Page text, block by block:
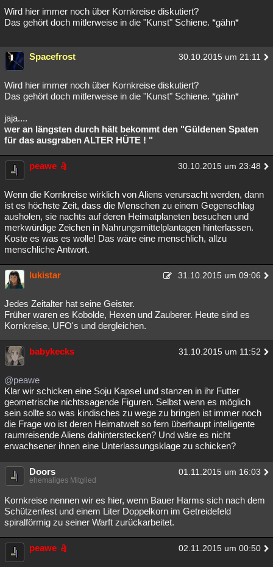
Wird hier immer noch über Kornkreise diskutiert?
Das gehört doch mitlerweise in die "Kunst" Schiene. *gähn*
Spacefrost 30.10.2015 um 21:11
Wird hier immer noch über Kornkreise diskutiert?
Das gehört doch mitlerweise in die "Kunst" Schiene. *gähn*
jaja....
wer an längsten durch hält bekommt den "Güldenen Spaten
für das ausgraben ALTER HÜTE ! "
peawe 30.10.2015 um 23:48
Wenn die Kornkreise wirklich von Aliens verursacht werden, dann
ist es höchste Zeit, dass die Menschen zu einem Gegenschlag
ausholen, sie nachts auf deren Heimatplaneten besuchen und
merkwürdige Zeichen in Nahrungsmittelplantagen hinterlassen.
Koste es was es wolle! Das wäre eine menschlich, allzu
menschliche Antwort.
lukistar 31.10.2015 um 09:06
Jedes Zeitalter hat seine Geister.
Früher waren es Kobolde, Hexen und Zauberer. Heute sind es
Kornkreise, UFO's und dergleichen.
babykecks 31.10.2015 um 11:52
@peawe
Klar wir schicken eine Soju Kapsel und stanzen in ihr Futter
geometrische nichtssagende Figuren. Selbst wenn es möglich
sein sollte so was kindisches zu wege zu bringen ist immer noch
die Frage wo ist deren Heimatwelt so fern überhaupt intelligente
raumreisende Aliens dahinterstecken? Und wäre es nicht
erwachsener ihnen eine Unterlassungsklage zu schicken?
Doors 01.11.2015 um 16:03
ehemaliges Mitglied
Kornkreise nennen wir es hier, wenn Bauer Harms sich nach dem
Schützenfest und einem Liter Doppelkorn im Getreidefeld
spiralförmig zu seiner Warft zurückarbeitet.
peawe 02.11.2015 um 00:50